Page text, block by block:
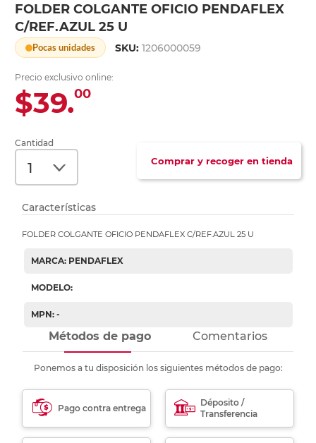
FOLDER COLGANTE OFICIO PENDAFLEX
C/REF.AZUL 25 U
Pocas unidades SKU:1206000059
Precio exclusivo online:
$39.00
Cantidad
Comprar y recoger en tienda
Características
FOLDER COLGANTE OFICIO PENDAFLEX C/REF.AZUL 25 U
MARCA: PENDAFLEX
MODELO:
MPN: -
Métodos de pago Comentarios
Ponemos a tu disposición los siguientes métodos de pago:
Pago contra entrega
Déposito /
Transferencia